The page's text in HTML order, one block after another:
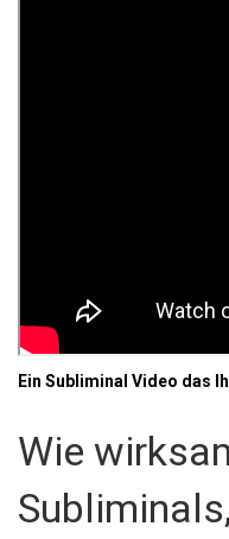
Ein Subliminal Video das
Wie